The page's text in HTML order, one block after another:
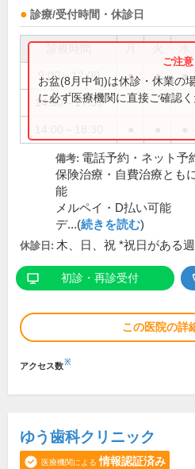
診療/受付時間・休診日
9:00～12:00 ● ● ●
14:00～17:00
お盆(8月中旬)は休診・休業の
に必ず医療機関に直接ご確認く
備考: 電話予約・ネット予
保険治療・自費治療とも
能
メルペイ・D払い可能
デ...(続きを読む)
休診日: 木、日、祝 *祝日がある
初診・再診受付
この医院の詳
アクセス数※
ゆう歯科クリニック
医療機関による 情報認証済み